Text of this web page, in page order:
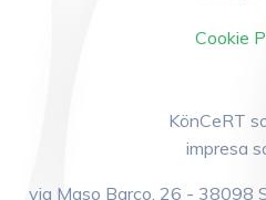
Cookie
KönCeRT
impresa
via Maso Barco, 26 - 38098